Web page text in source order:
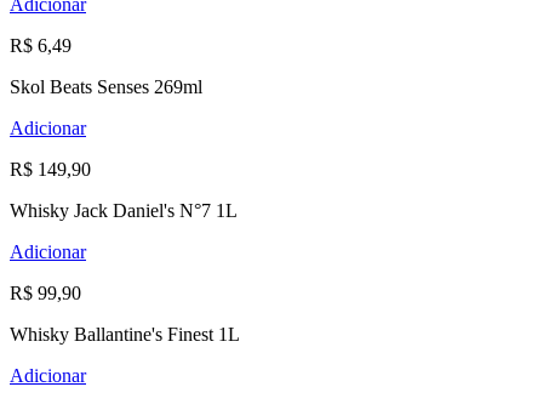
R$ 6,49
Skol Beats Senses 269ml
Adicionar
R$ 149,90
Whisky Jack Daniel's N°7 1L
Adicionar
R$ 99,90
Whisky Ballantine's Finest 1L
Adicionar